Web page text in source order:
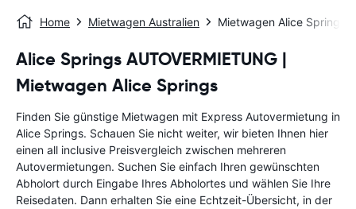
Home Mietwagen Australien Mietwagen Alice Springs
Alice Springs AUTOVERMIETUNG |
Mietwagen Alice Springs
Finden Sie günstige Mietwagen mit Express Autovermietung in
Alice Springs. Schauen Sie nicht weiter, wir bieten Ihnen hier
einen all inclusive Preisvergleich zwischen mehreren
Autovermietungen. Suchen Sie einfach Ihren gewünschten
Abholort durch Eingabe Ihres Abholortes und wählen Sie Ihre
Reisedaten. Dann erhalten Sie eine Echtzeit-Übersicht, in der